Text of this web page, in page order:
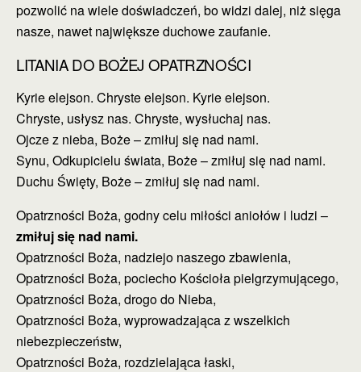
pozwolić na wiele doświadczeń, bo widzi dalej, niż sięga
nasze, nawet największe duchowe zaufanie.
LITANIA DO BOŻEJ OPATRZNOŚCI
Kyrie elejson. Chryste elejson. Kyrie elejson.
Chryste, usłysz nas. Chryste, wysłuchaj nas.
Ojcze z nieba, Boże – zmiłuj się nad nami.
Synu, Odkupicielu świata, Boże – zmiłuj się nad nami.
Duchu Święty, Boże – zmiłuj się nad nami.
Opatrzności Boża, godny celu miłości aniołów i ludzi –
zmiłuj się nad nami.
Opatrzności Boża, nadziejo naszego zbawienia,
Opatrzności Boża, pociecho Kościoła pielgrzymującego,
Opatrzności Boża, drogo do Nieba,
Opatrzności Boża, wyprowadzająca z wszelkich
niebezpieczeństw,
Opatrzności Boża, rozdzielająca łaski,